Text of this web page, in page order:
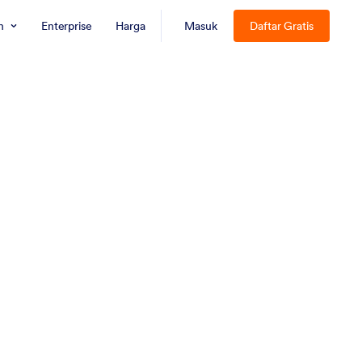
Enterprise Harga Masuk Daftar Gratis